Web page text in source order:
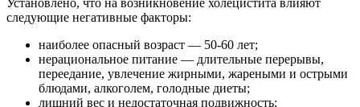
Установлено, что на возникновение холецистита влияют
следующие негативные факторы:
наиболее опасный возраст — 50-60 лет;
нерациональное питание — длительные перерывы,
переедание, увлечение жирными, жареными и острыми
блюдами, алкоголем, голодные диеты;
лишний вес и недостаточная подвижность;